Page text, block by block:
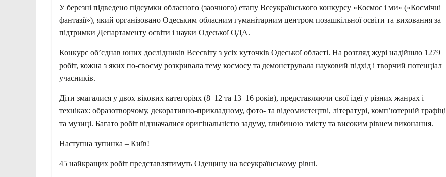
У березні підведено підсумки обласного (заочного) етапу Всеукраїнського конкурсу «Космос і ми» («Космічні
фантазії»), який організовано Одеським обласним гуманітарним центром позашкільної освіти та виховання за
підтримки Департаменту освіти і науки Одеської ОДА.
Конкурс об’єднав юних дослідників Всесвіту з усіх куточків Одеської області. На розгляд журі надійшло 1279
робіт, кожна з яких по-своєму розкривала тему космосу та демонструвала науковий підхід і творчий потенціал
учасників.
Діти змагалися у двох вікових категоріях (8–12 та 13–16 років), представляючи свої ідеї у різних жанрах і
техніках: образотворчому, декоративно-прикладному, фото- та відеомистецтві, літературі, комп’ютерній графіці
та музиці. Багато робіт відзначалися оригінальністю задуму, глибиною змісту та високим рівнем виконання.
Наступна зупинка – Київ!
45 найкращих робіт представлятимуть Одещину на всеукраїнському рівні.